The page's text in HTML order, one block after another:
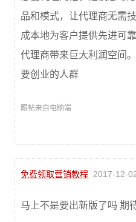
品和模式，让代理商无需
成本地为客户提供先进可
代理商带来巨大利润空间
要创业的人群
跟帖来自电脑端
免费领取营销教程 2017-12-
马上不是要出新版了吗 期